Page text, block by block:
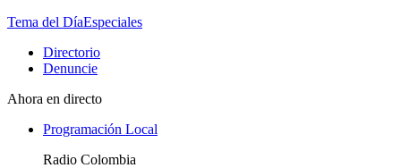
Tema del DíaEspeciales
Directorio
Denuncie
Ahora en directo
Programación Local
Radio Colombia